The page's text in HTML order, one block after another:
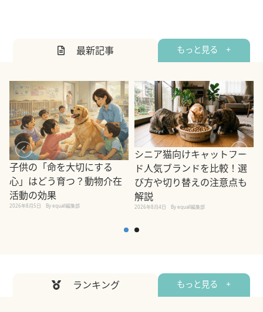
最新記事 もっと見る +
子供の「命を大切にする
心」はどう育つ？動物介在
活動の効果
2026年8月5日 By equall編集部
シニア猫向けキャットフー
ド人気ブランドを比較！選
び方や切り替えの注意点も
解説
2026年8月4日 By equall編集部
ランキング もっと見る +